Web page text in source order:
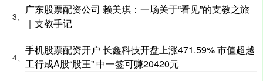
3、
广东股票配资公司 赖美琪：一场关于“看见”的支教之旅
｜支教手记
4、
手机股票配资开户 长鑫科技开盘上涨471.59% 市值超越
工行成A股“股王” 中一签可赚20420元